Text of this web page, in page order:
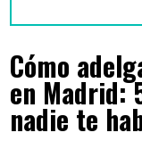
Cómo
en Madrid:
nadie te